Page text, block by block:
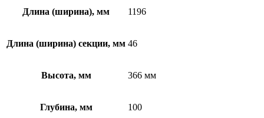
Длина (ширина), мм 1196
Длина (ширина) секции, мм 46
Высота, мм 366 мм
Глубина, мм 100